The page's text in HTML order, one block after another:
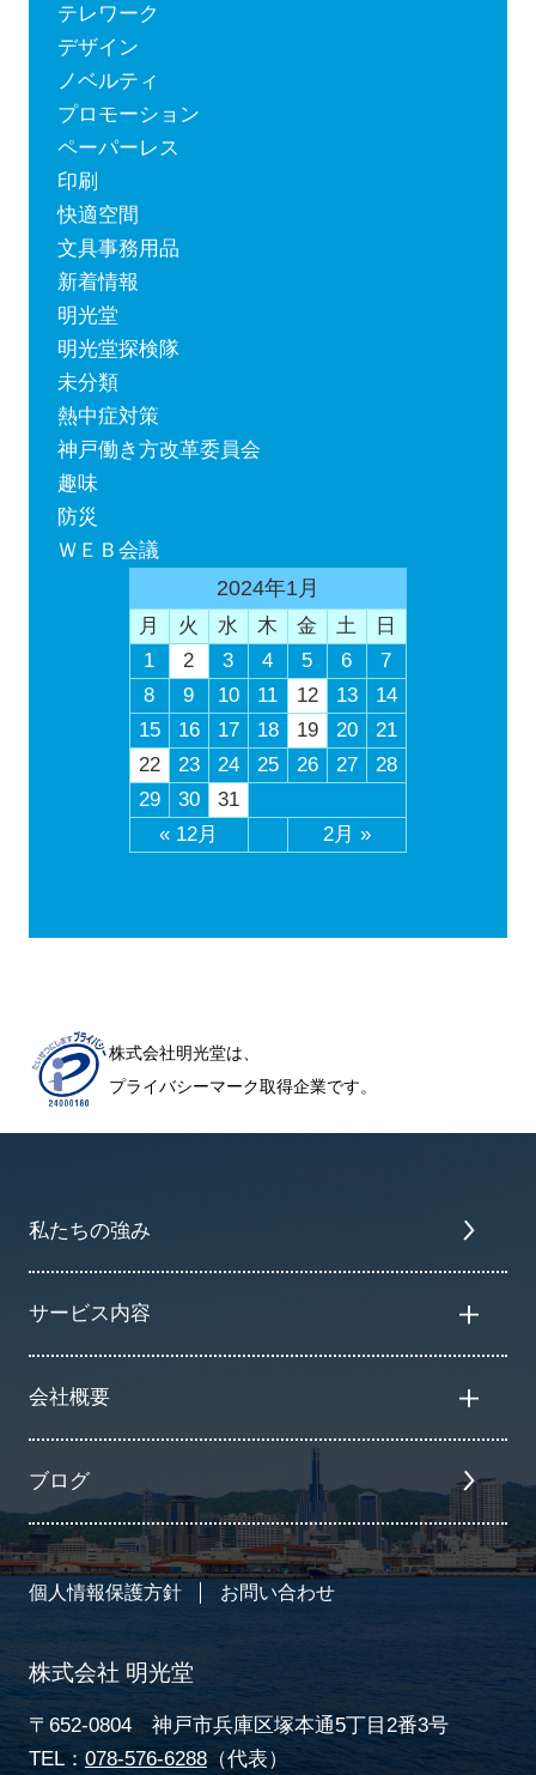
テレワーク
デザイン
ノベルティ
プロモーション
ペーパーレス
印刷
快適空間
文具事務用品
新着情報
明光堂
明光堂探検隊
未分類
熱中症対策
神戸働き方改革委員会
趣味
防災
ＷＥＢ会議
2024年1月
月 火 水 木 金 土 日
« 12月 2月 »
1 2 3 4 5 6
7
8
9 10 11 12 13
14
15
16 17 18 19 20
21
22
23 24 25 26 27
28
29
30 31
株式会社明光堂は、
プライバシーマーク取得企業です。
私たちの強み
サービス内容
会社概要
ブログ
個人情報保護方針 お問い合わせ
株式会社 明光堂
〒652-0804 神戸市兵庫区塚本通5丁目2番3号
TEL： 078-576-6288（代表）